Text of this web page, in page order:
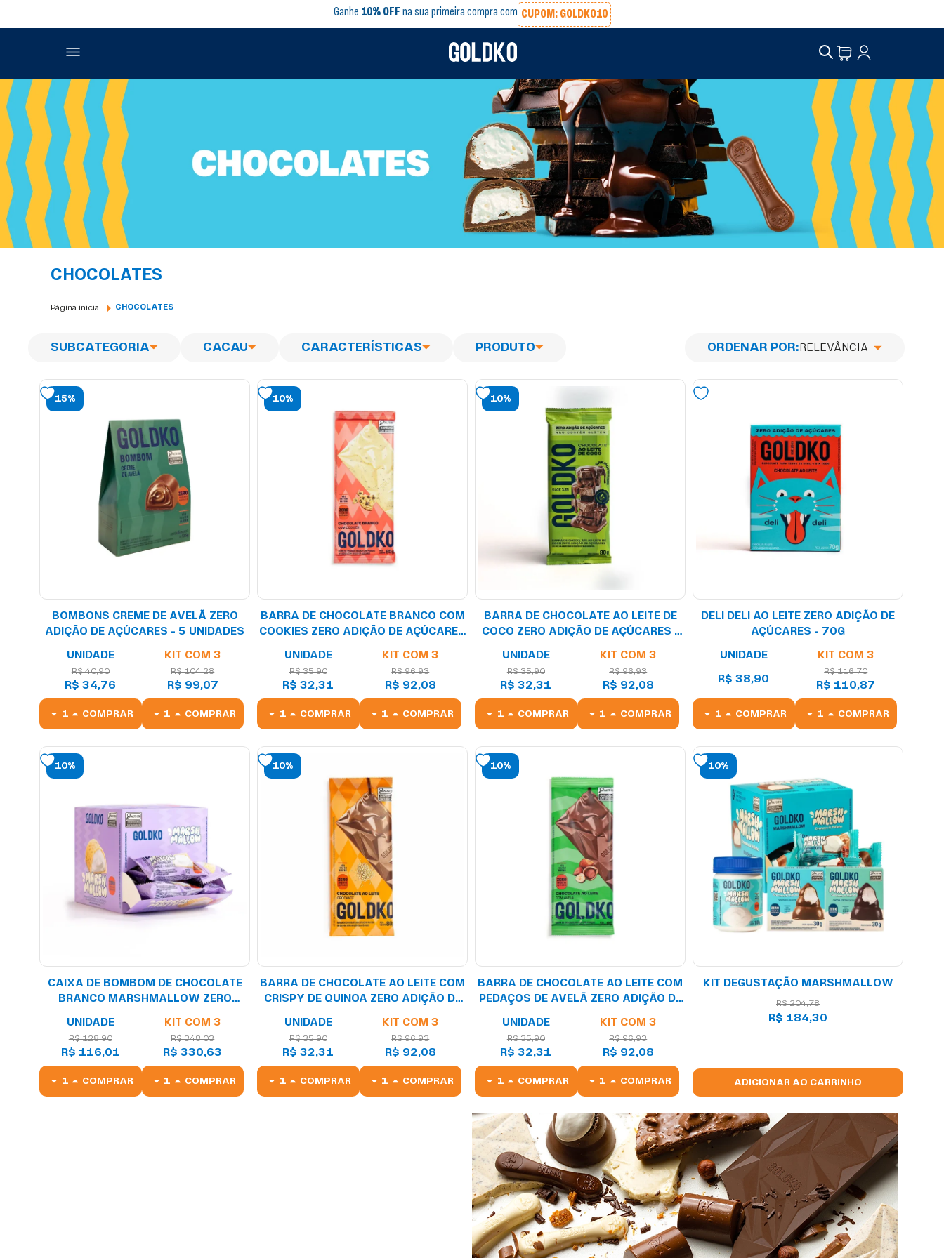
Ganhe 10% OFF na sua primeira compra com CUPOM: GOLDKO10
CHOCOLATES
CHOCOLATES
SUBCATEGORIA CARACTERÍSTICAS PRODUTO ORDENAR POR RELEVÂNCIA
15%
BOMBONS CREME DE AVELÃ ZERO
ADIÇÃO DE AÇÚCARES - 5 UNIDADES
UNIDADE
R$ 40,90
R$ 34,76
COMPRAR
KIT COM 3
R$ 104,28
R$ 99,07
COMPRAR
10%
BARRA DE CHOCOLATE BRANCO COM
COOKIES ZERO ADIÇÃO DE AÇÚCARES
UNIDADE
R$ 35,90
R$ 32,31
COMPRAR
KIT COM 3
R$ 96,93
R$ 92,08
COMPRAR
10%
BARRA DE CHOCOLATE AO LEITE DE
COCO ZERO ADIÇÃO DE AÇÚCARES -
UNIDADE
R$ 35,90
R$ 32,31
COMPRAR
KIT COM 3
R$ 96,93
R$ 92,08
COMPRAR
DELI DELI AO LEITE ZERO ADIÇÃO DE
AÇÚCARES - 70G
UNIDADE
R$ 38,90
COMPRAR
KIT COM 3
R$ 116,70
R$ 110,87
COMPRAR
10%
CAIXA DE BOMBOM DE CHOCOLATE
BRANCO MARSHMALLOW ZERO
UNIDADE) - 18 UNIDADES
UNIDADE
R$ 128,90
R$ 116,01
COMPRAR
KIT COM 3
R$ 348,03
R$ 330,63
COMPRAR
10%
BARRA DE CHOCOLATE AO LEITE COM
CRISPY DE QUINOA ZERO ADIÇÃO DE
UNIDADE
R$ 35,90
R$ 32,31
COMPRAR
KIT COM 3
R$ 96,93
R$ 92,08
COMPRAR
10%
BARRA DE CHOCOLATE AO LEITE COM
PEDAÇOS DE AVELÃ ZERO ADIÇÃO DE
UNIDADE
R$ 35,90
R$ 32,31
COMPRAR
KIT COM 3
R$ 96,93
R$ 92,08
COMPRAR
10%
KIT DEGUSTAÇÃO MARSHMALLOW
R$ 204,78
R$ 184,30
ADICIONAR AO CARRINHO